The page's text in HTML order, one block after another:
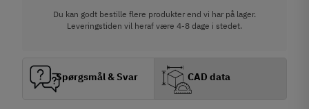
Du kan godt bestille flere produkter end vi har på lager.
Leveringstiden vil heraf være 4-8 dage i stedet.
Spørgsmål & Svar CAD data